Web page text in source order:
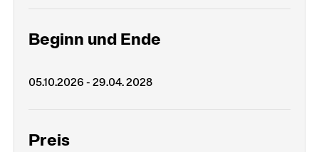
Beginn und Ende
05.10.2026 - 29.04. 2028
Preis